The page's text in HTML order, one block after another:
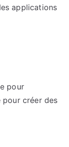
applications
pour
pour créer des